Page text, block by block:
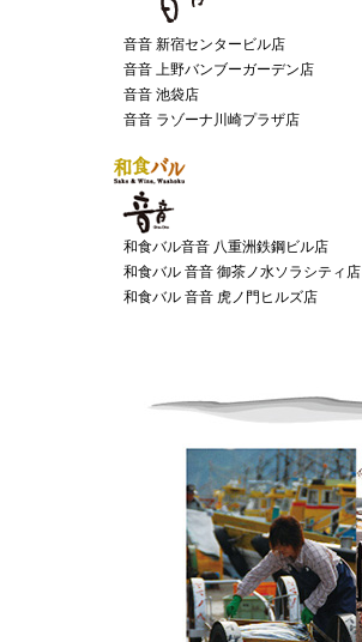
音音 新宿センタービル店
音音 上野バンブーガーデン店
音音 池袋店
音音 ラゾーナ川崎プラザ店
和食バル音音 八重洲鉄鋼ビル店
和食バル 音音 御茶ノ水ソラシティ店
和食バル 音音 虎ノ門ヒルズ店